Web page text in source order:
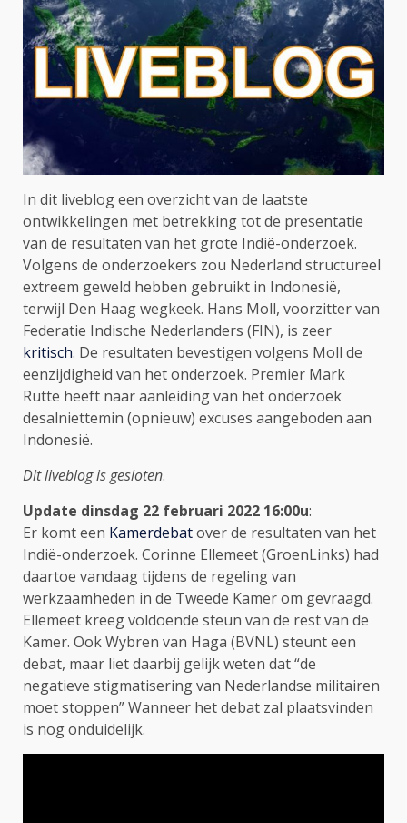
In dit liveblog een overzicht van de laatste
ontwikkelingen met betrekking tot de presentatie
van de resultaten van het grote Indië-onderzoek.
Volgens de onderzoekers zou Nederland structureel
extreem geweld hebben gebruikt in Indonesië,
terwijl Den Haag wegkeek. Hans Moll, voorzitter van
Federatie Indische Nederlanders (FIN), is zeer
kritisch. De resultaten bevestigen volgens Moll de
eenzijdigheid van het onderzoek. Premier Mark
Rutte heeft naar aanleiding van het onderzoek
desalniettemin (opnieuw) excuses aangeboden aan
Indonesië.
Dit liveblog is gesloten.
Update dinsdag 22 februari 2022 16:00u:
Er komt een Kamerdebatover de resultaten van het
Indië-onderzoek. Corinne Ellemeet (GroenLinks) had
daartoe vandaag tijdens de regeling van
werkzaamheden in de Tweede Kamer om gevraagd.
Ellemeet kreeg voldoende steun van de rest van de
Kamer. Ook Wybren van Haga (BVNL) steunt een
debat, maar liet daarbij gelijk weten dat “de
negatieve stigmatisering van Nederlandse militairen
moet stoppen” Wanneer het debat zal plaatsvinden
is nog onduidelijk.